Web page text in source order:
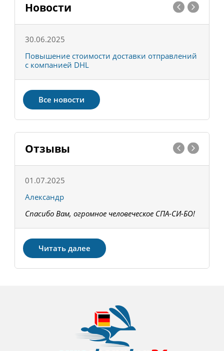
Новости
30.06.2025
Повышение стоимости доставки отправлений
с компанией DHL
Все новости
Отзывы
01.07.2025
Александр
Спасибо Вам, огромное человеческое СПА-СИ-БО!
Читать далее